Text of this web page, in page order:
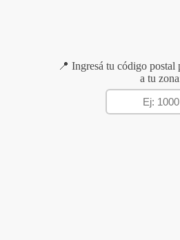
📍 Ingresá tu código postal
a tu